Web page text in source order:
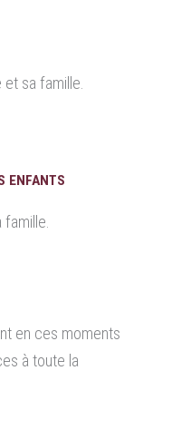
sa famille.
ENFANTS
en ces moments
à toute la